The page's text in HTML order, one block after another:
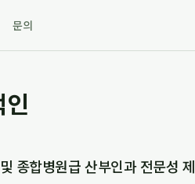
문의
종합병원급 산부인과 전문성 제